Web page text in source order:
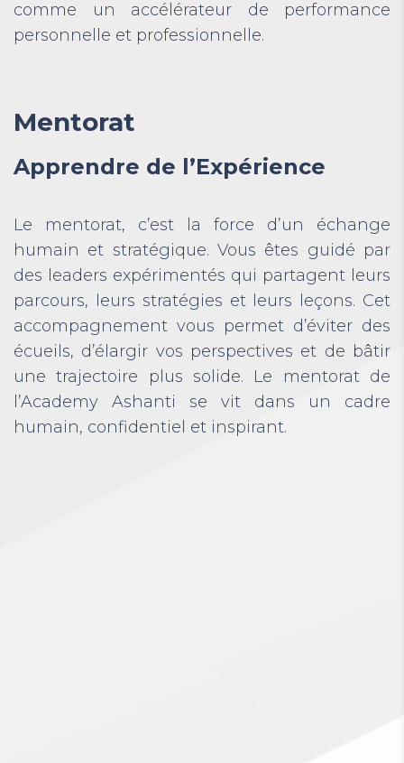
comme un accélérateur de performance
personnelle et professionnelle.
Mentorat
Apprendre de l’Expérience
Le mentorat, c’est la force d’un échange
humain et stratégique. Vous êtes guidé par
des leaders expérimentés qui partagent leurs
parcours, leurs stratégies et leurs leçons. Cet
accompagnement vous permet d’éviter des
écueils, d’élargir vos perspectives et de bâtir
une trajectoire plus solide. Le mentorat de
l’Academy Ashanti se vit dans un cadre
humain, confidentiel et inspirant.